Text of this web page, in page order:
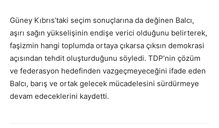
Güney Kıbrıs’taki seçim sonuçlarına da değinen Balcı,
aşırı sağın yükselişinin endişe verici olduğunu belirterek,
faşizmin hangi toplumda ortaya çıkarsa çıksın demokrasi
açısından tehdit oluşturduğunu söyledi. TDP’nin çözüm
ve federasyon hedefinden vazgeçmeyeceğini ifade eden
Balcı, barış ve ortak gelecek mücadelesini sürdürmeye
devam edeceklerini kaydetti.